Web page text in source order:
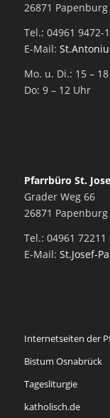
26871 Papenburg
Tel.: 04961 9472-
E-Mail:
Mo. u. Di.: 15 –
Do: 9 – 12 Uhr
Pfarrbüro St.
Grader Weg 66
26871 Papenburg
Tel.: 04961 72211
E-Mail: St.Josef-
Internetseiten der
Bistum Osnabrück
Tagesliturgie
katholisch.de